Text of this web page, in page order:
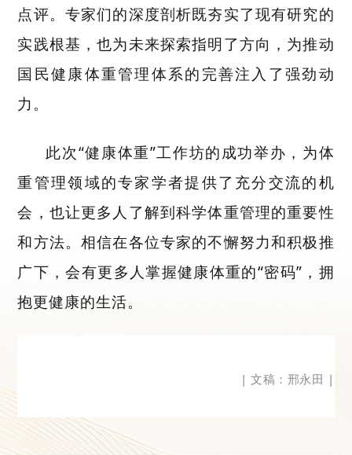
点评。 专家们的深度剖析既夯实了现有研究的
实践根基，也为未来探索指明了方向，为推动
国民健康体重管理体系的完善注入了强劲动
力。
此次“健康体重”工作坊的成功举办，为体
重管理领域的专家学者提供了充分交流的机
会，也让更多人了解到科学体重管理的重要性
和方法。相信在各位专家的不懈努力和积极推
广下，会有更多人掌握健康体重的“密码”，拥
抱更健康的生活。
|文稿：邢永田 |